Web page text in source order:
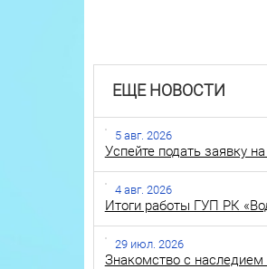
ЕЩЕ НОВОСТИ
5 авг. 2026
Успейте подать заявку
4 авг. 2026
Итоги работы ГУП РК
29 июл. 2026
Знакомство с наследием